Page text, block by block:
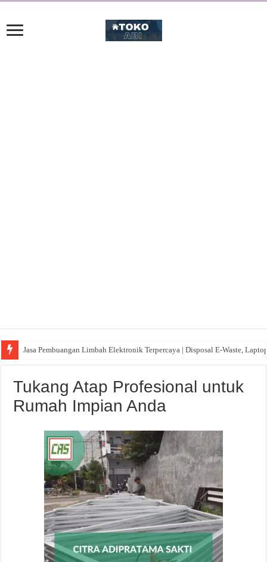
Jasa Pembuangan Limbah Elektronik Terpercaya | Disposal E-Waste,
Tukang Atap Profesional untuk
Rumah Impian Anda